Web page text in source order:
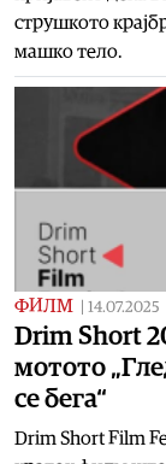
струшкото
машко тело.
ФИЛМ 14.07.2025
Drim Short
мотото
се бега“
Drim Short Film